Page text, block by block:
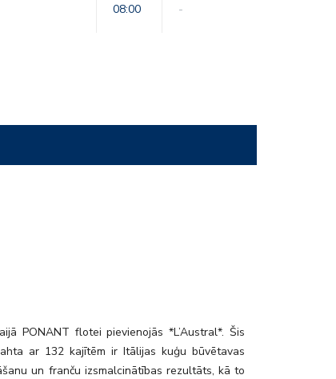
08:00 -
PONANT flotei pievienojās *L’Austral*. Šis
ar 132 kajītēm ir Itālijas kuģu būvētavas
un franču izsmalcinātības rezultāts, kā to